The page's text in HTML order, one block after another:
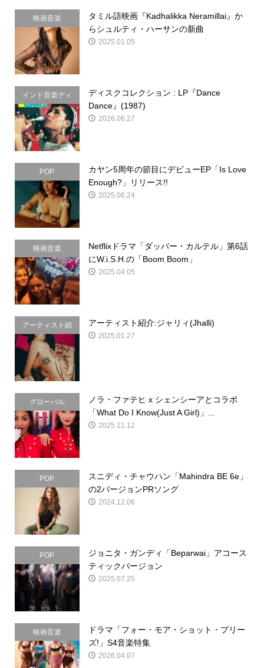
映画音楽
タミル語映画『Kadhalikka Neramillai』か
らシュルティ・ハーサンの新曲
2025.01.05
インド音楽ディ
スクコレクショ
ン
ディスクコレクション : LP『Dance
Dance』(1987)
2026.06.27
POP
カヤン5周年の節目にデビューEP「Is Love
Enough?」リリース!!
2025.06.24
映画音楽
Netflixドラマ「ダッバー・カルテル」第6話
にW.i.S.H.の「Boom Boom」
2025.04.05
アーティスト紹
介
アーティスト紹介:ジャリィ(Jhalli)
2025.01.27
グローバル
ノラ・ファテヒ x シェンシーアとコラボ
「What Do I Know(Just A Girl)」...
2025.11.12
POP
スニディ・チャウハン「Mahindra BE 6e」
の2バージョンPRソング
2024.12.06
POP
ジョニタ・ガンディ「Beparwai」アコース
ティックバージョン
2025.07.25
映画音楽
ドラマ「フォー・モア・ショット・プリー
ズ!」S4音楽特集
2026.04.07